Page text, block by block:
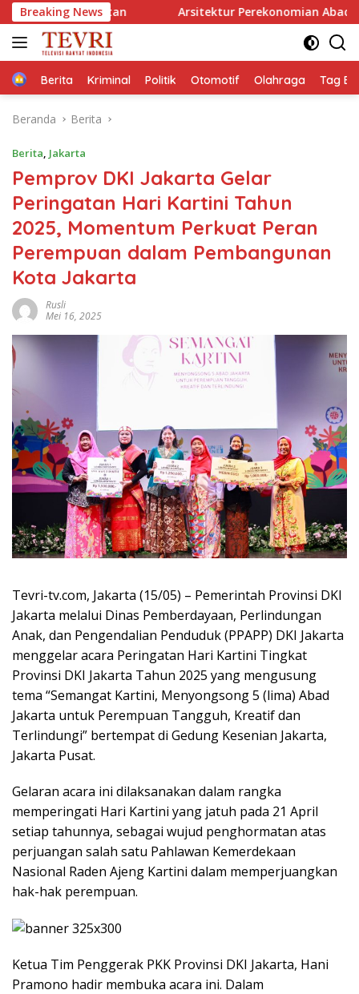
Langsung
ke
konten
Breaking NewsArsitektur Perekonomian Abad ke-21, Maklumat
HomeBerita Kriminal Politik Otomotif Olahraga Tag
Beranda Berita
Berita, Jakarta
Pemprov DKI Jakarta Gelar
Peringatan Hari Kartini Tahun
2025, Momentum Perkuat Peran
Perempuan dalam Pembangunan
Kota Jakarta
Rusli
Mei 16, 2025
Tevri-tv.com, Jakarta (15/05) – Pemerintah Provinsi DKI
Jakarta melalui Dinas Pemberdayaan, Perlindungan
Anak, dan Pengendalian Penduduk (PPAPP) DKI Jakarta
menggelar acara Peringatan Hari Kartini Tingkat
Provinsi DKI Jakarta Tahun 2025 yang mengusung
tema “Semangat Kartini, Menyongsong 5 (lima) Abad
Jakarta untuk Perempuan Tangguh, Kreatif dan
Terlindungi” bertempat di Gedung Kesenian Jakarta,
Jakarta Pusat.
Gelaran acara ini dilaksanakan dalam rangka
memperingati Hari Kartini yang jatuh pada 21 April
setiap tahunnya, sebagai wujud penghormatan atas
perjuangan salah satu Pahlawan Kemerdekaan
Nasional Raden Ajeng Kartini dalam memperjuangkan
hak-hak perempuan.
Ketua Tim Penggerak PKK Provinsi DKI Jakarta, Hani
Pramono hadir membuka acara ini. Dalam